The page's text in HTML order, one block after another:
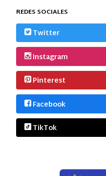
REDES SOCIALES
Twitter
Instagram
Pinterest
Facebook
TikTok